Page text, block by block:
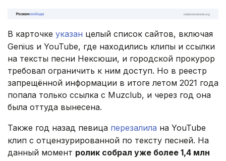
В карточке указан целый список сайтов, включая
Genius и YouTube, где находились клипы и ссылки
на тексты песни Нексюши, и городской прокурор
требовал ограничить к ним доступ. Но в реестр
запрещённой информации в итоге летом 2021 года
попала только ссылка с Muzclub, и через год она
была оттуда вынесена.
Также год назад певица перезалила на YouTube
клип с отцензурированной по тексту песней. На
данный момент ролик собрал уже более 1,4 млн